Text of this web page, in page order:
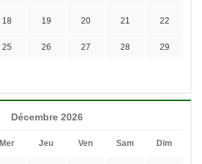
18 19 20 21 22
25 26 27 28 29
Décembre 2026
Mer Jeu Ven Sam Dim